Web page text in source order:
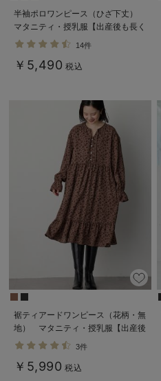
半袖ポロワンピース（ひざ下丈）
マタニティ・授乳服【出産後も長く
使える】
14件
￥5,490 税込
裾ティアードワンピース（花柄・無
地） マタニティ・授乳服【出産後
も長く使える】
3件
￥5,990 税込